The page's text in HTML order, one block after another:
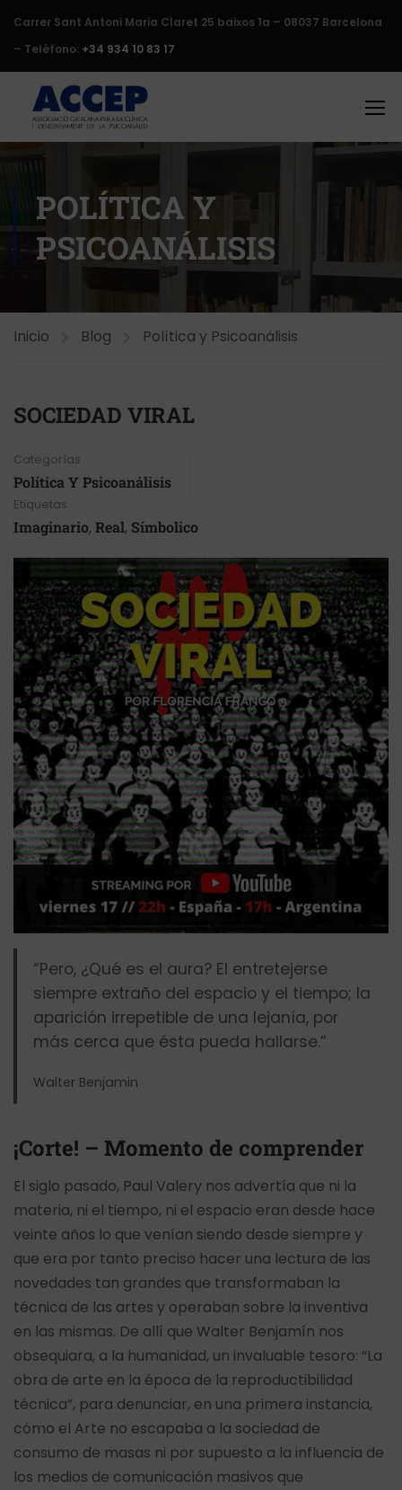
Carrer Sant Antoni Maria Claret 25 baixos 1a – 08037 Barcelona
– Teléfono: +34 934 10 83 17
POLÍTICA Y
PSICOANÁLISIS
Inicio Blog Política y Psicoanálisis
SOCIEDAD VIRAL
Categorías
Política Y Psicoanálisis
Etiquetas
Imaginario, Real, Símbolico
“Pero, ¿Qué es el aura? El entretejerse
siempre extraño del espacio y el tiempo; la
aparición irrepetible de una lejanía, por
más cerca que ésta pueda hallarse.”
Walter Benjamin
¡Corte! – Momento de comprender
El siglo pasado, Paul Valery nos advertía que ni la
materia, ni el tiempo, ni el espacio eran desde hace
veinte años lo que venían siendo desde siempre y
que era por tanto preciso hacer una lectura de las
novedades tan grandes que transformaban la
técnica de las artes y operaban sobre la inventiva
en las mismas. De allí que Walter Benjamín nos
obsequiara, a la humanidad, un invaluable tesoro: “La
obra de arte en la época de la reproductibilidad
técnica”, para denunciar, en una primera instancia,
cómo el Arte no escapaba a la sociedad de
consumo de masas ni por supuesto a la influencia de
los medios de comunicación masivos que